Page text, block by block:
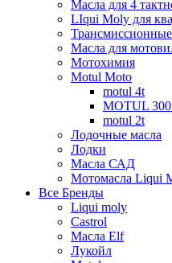
Масла для 4
LIqui Moly для
Масла для
Мотохимия
Motul Moto
motul 4t
MOTUL
motul 2t
Лодочные масла
Лодки
Масла САД
Мотомасла Liqui
Все Бренды
Liqui moly
Castrol
Масла Elf
Лукойл